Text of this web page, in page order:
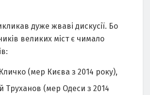
дуже жваві дискусії. Бо
великих міст є чимало
Кличко (мер Києва з 2014 року),
Труханов (мер Одеси з 2014